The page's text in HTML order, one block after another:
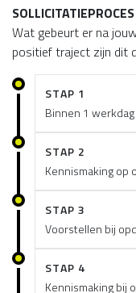
SOLLICITATIEPROCES
Wat gebeurt er na
positief traject zijn dit
STAP 1
Binnen 1
STAP 2
Kennismaking op
STAP 3
Voorstellen bij
STAP 4
Kennismaking bij